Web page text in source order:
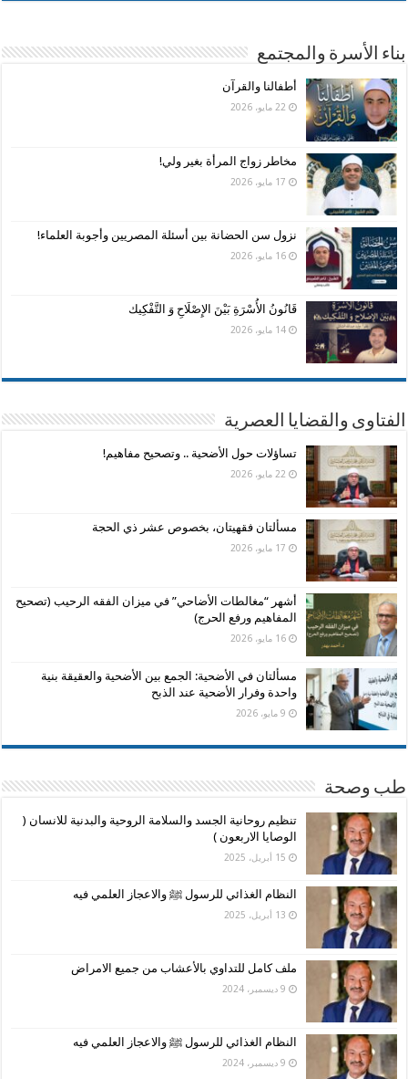
بناء الأسرة والمجتمع
أطفالنا والقرآن
22 مايو، 2026
مخاطر زواج المرأة بغير ولي!
17 مايو، 2026
نزول سن الحضانة بين أسئلة المصريين وأجوبة العلماء!
16 مايو، 2026
قَانُونُ الأُسْرَةِ بَيْنَ الإِصْلَاحِ وَ التَّفْكِيك
14 مايو، 2026
الفتاوى والقضايا العصرية
تساؤلات حول الأضحية .. وتصحيح مفاهيم!
22 مايو، 2026
مسألتان فقهيتان، بخصوص عشر ذي الحجة
17 مايو، 2026
أشهر “مغالطات الأضاحي” في ميزان الفقه الرحيب (تصحيح
المفاهيم ورفع الحرج)
16 مايو، 2026
مسألتان في الأضحية: الجمع بين الأضحية والعقيقة بنية
واحدة وفرار الأضحية عند الذبح
9 مايو، 2026
طب وصحة
تنظيم روحانية الجسد والسلامة الروحية والبدنية للانسان (
الوصايا الاربعون )
15 أبريل، 2025
النظام الغذائي للرسول ﷺ والاعجاز العلمي فيه
13 أبريل، 2025
ملف كامل للتداوي بالأعشاب من جميع الامراض
9 ديسمبر، 2024
النظام الغذائي للرسول ﷺ والاعجاز العلمي فيه
9 ديسمبر، 2024